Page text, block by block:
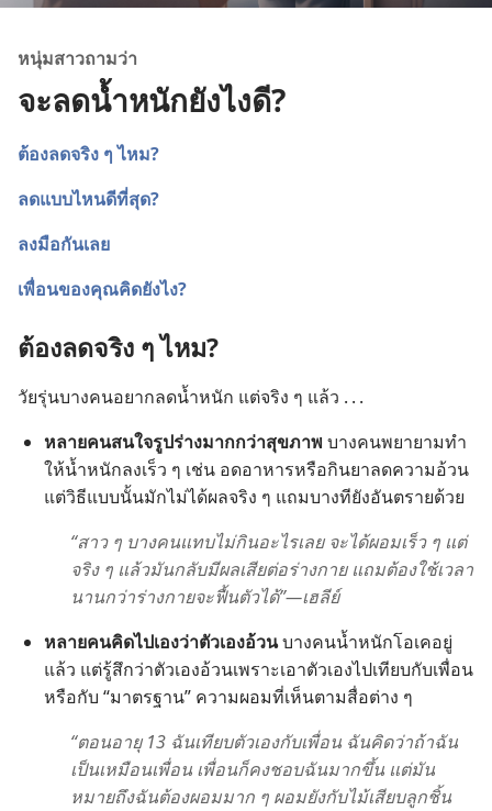
หนุ่ม​สาว​ถาม​ว่า
จะลดน้ำหนักยังไงดี?
ต้อง​ลด​จริง​ ๆ​ไหม?
ลด​แบบ​ไหน​ดี​ที่​สุด?
ลง​มือ​กัน​เลย
เพื่อน​ของ​คุณ​คิด​ยัง​ไง?
ต้อง​ลด​จริง​ ๆ ​ไหม?
วัยรุ่น​บาง​คน​อยาก​ลด​น้ำหนัก แต่​จริง​ ๆ ​แล้ว . . .
หลาย​คน​สนใจ​รูป​ร่าง​มาก​กว่า​สุขภาพ บาง​คน​พยายาม​ทำ​
ให้​น้ำหนัก​ลง​เร็ว​ ๆ เช่น อด​อาหาร​หรือ​กิน​ยา​ลด​ความ​อ้วน
แต่​วิธี​แบบ​นั้น​มัก​ไม่​ได้​ผล​จริง​ ๆ แถม​บาง​ที​ยัง​อันตราย​ด้วย
“สาว​ ๆ บาง​คน​แทบ​ไม่​กิน​อะไร​เลย จะ​ได้​ผอม​เร็ว​ ๆ แต่​
จริง​ ๆ แล้ว​มัน​กลับ​มี​ผล​เสีย​ต่อ​ร่าง​กาย แถม​ต้อง​ใช้​เวลา​
นาน​กว่า​ร่าง​กาย​จะ​ฟื้น​ตัว​ได้”—เฮลีย์
หลาย​คน​คิด​ไป​เอง​ว่า​ตัว​เอง​อ้วนบาง​คน​น้ำหนัก​โอ​เค​อยู่​
แล้ว แต่​รู้สึก​ว่า​ตัว​เอง​อ้วน​เพราะ​เอา​ตัว​เอง​ไป​เทียบ​กับ​เพื่อน​
หรือ​กับ “มาตรฐาน” ความ​ผอม​ที่​เห็น​ตาม​สื่อ​ต่าง​ ๆ
“ตอน​อายุ 13 ฉัน​เทียบ​ตัว​เอง​กับ​เพื่อน ฉัน​คิด​ว่า​ถ้า​ฉัน​
เป็น​เหมือน​เพื่อน เพื่อน​ก็​คง​ชอบ​ฉัน​มาก​ขึ้น แต่​มัน​
หมาย​ถึง​ฉัน​ต้อง​ผอม​มาก​ ๆ ผอม​ยัง​กับ​ไม้​เสียบ​ลูก​ชิ้น​